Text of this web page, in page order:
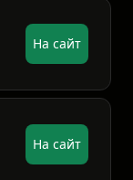
На сайт
На сайт